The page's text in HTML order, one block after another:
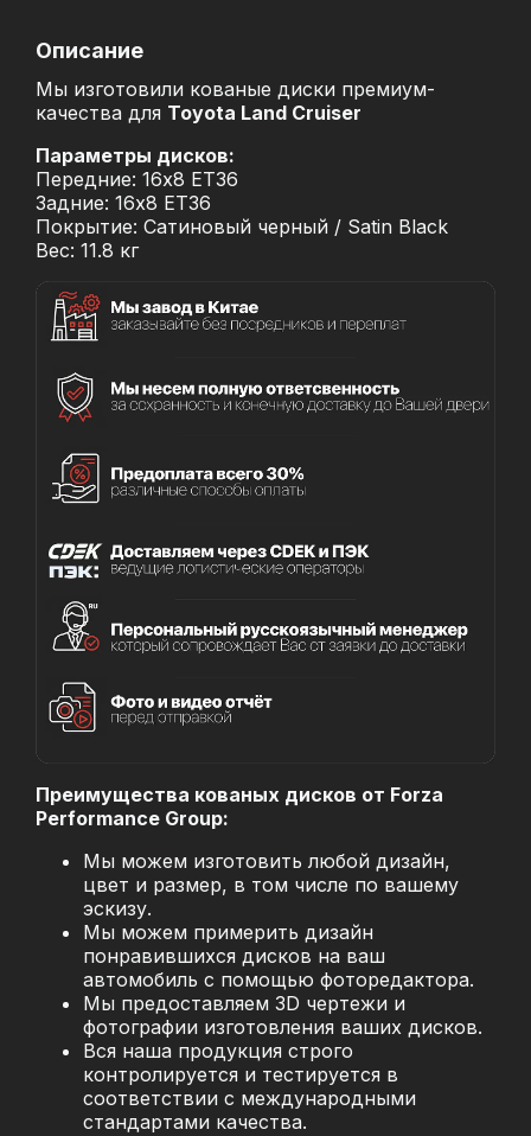
Описание
Мы изготовили кованые диски премиум-
качества для Toyota Land Cruiser
Параметры дисков:
Передние: 16x8 ET36
Задние: 16x8 ET36
Покрытие: Сатиновый черный / Satin Black
Вес: 11.8 кг
Преимущества кованых дисков от Forza
Performance Group:
Мы можем изготовить любой дизайн,
цвет и размер, в том числе по вашему
эскизу.
Мы можем примерить дизайн
понравившихся дисков на ваш
автомобиль с помощью фоторедактора.
Мы предоставляем 3D чертежи и
фотографии изготовления ваших дисков.
Вся наша продукция строго
контролируется и тестируется в
соответствии с международными
стандартами качества.